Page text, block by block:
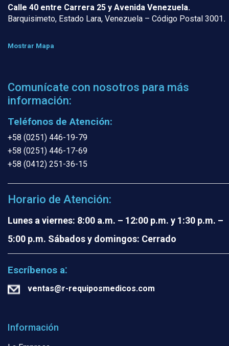
Calle 40 entre Carrera 25 y Avenida Venezuela.
Barquisimeto, Estado Lara, Venezuela – Código Postal 3001.
Mostrar Mapa
Comunícate con nosotros para más
información:
Teléfonos de Atención:
+58 (0251) 446-19-79
+58 (0251) 446-17-69
+58 (0412) 251-36-15
Horario de Atención:
Lunes a viernes: 8:00 a.m. – 12:00 p.m. y 1:30 p.m. –
5:00 p.m. Sábados y domingos: Cerrado
Escríbenos a:
ventas@r-requiposmedicos.com
Información